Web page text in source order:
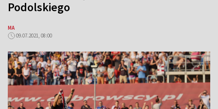
Podolskiego
MA
09.07.2021, 08:00